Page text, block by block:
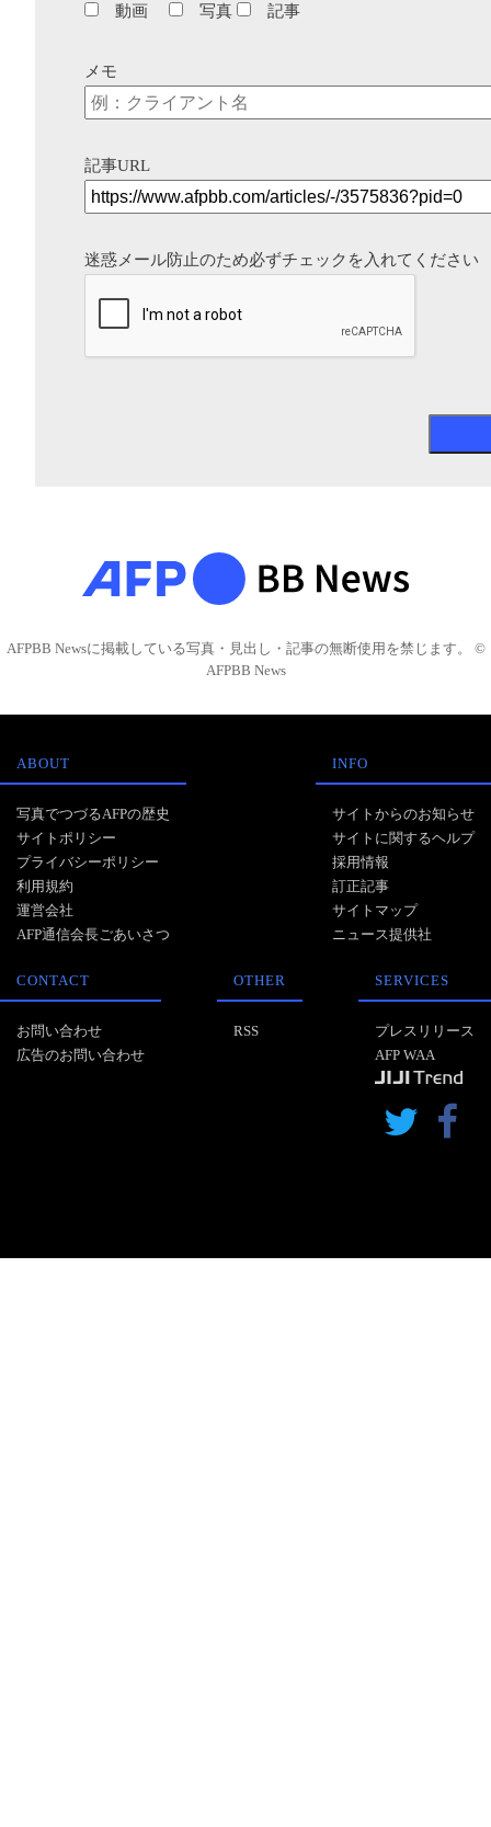
動画
写真 記事
メモ
記事URL
迷惑メール防止のため必ずチェックを入れてください
AFPBB Newsに掲載している写真・見出し・記事の無断使用を禁じます。 ©
AFPBB News
ABOUT
写真でつづるAFPの歴史
サイトポリシー
プライバシーポリシー
利用規約
運営会社
AFP通信会長ごあいさつ
INFO
サイトからのお知らせ
サイトに関するヘルプ
採用情報
訂正記事
サイトマップ
ニュース提供社
CONTACT
お問い合わせ
広告のお問い合わせ
OTHER
RSS
SERVICES
プレスリリース
AFP WAA